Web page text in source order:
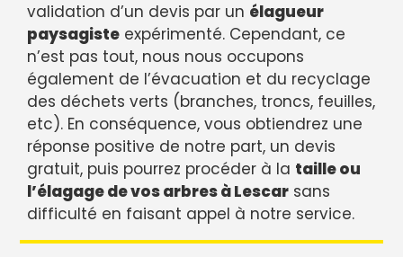
validation d’un devis par un élagueur
paysagiste expérimenté. Cependant, ce
n’est pas tout, nous nous occupons
également de l’évacuation et du recyclage
des déchets verts (branches, troncs, feuilles,
etc). En conséquence, vous obtiendrez une
réponse positive de notre part, un devis
gratuit, puis pourrez procéder à la taille ou
l’élagage de vos arbres à Lescar sans
difficulté en faisant appel à notre service.